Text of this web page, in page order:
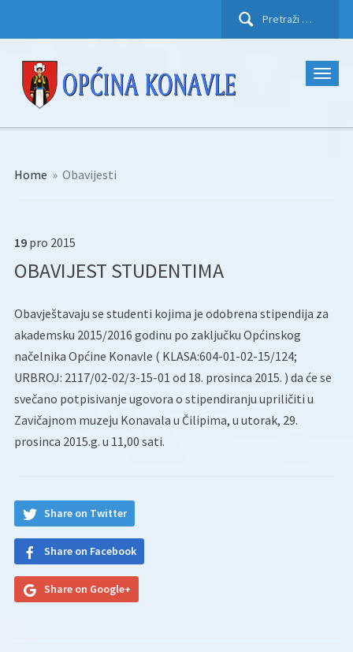
Pretraži:
Home » Obavijesti
19 pro 2015
OBAVIJEST STUDENTIMA
Obavještavaju se studenti kojima je odobrena stipendija za
akademsku 2015/2016 godinu po zaključku Općinskog
načelnika Općine Konavle ( KLASA:604-01-02-15/124;
URBROJ: 2117/02-02/3-15-01 od 18. prosinca 2015. ) da će se
svečano potpisivanje ugovora o stipendiranju upriličiti u
Zavičajnom muzeju Konavala u Čilipima, u utorak, 29.
prosinca 2015.g. u 11,00 sati.
Share on Twitter
Share on Facebook
Share on Google+